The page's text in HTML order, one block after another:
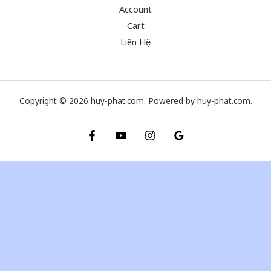
Account
Cart
Liên Hệ
Copyright © 2026 huy-phat.com. Powered by huy-phat.com.